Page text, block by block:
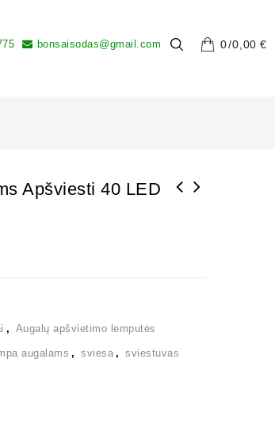
0 0,00€
bonsaisodas@gmail.com
Apšviesti 40 LED
, Augalų apšvietimo lemputės
augalams , sviesa , sviestuvas